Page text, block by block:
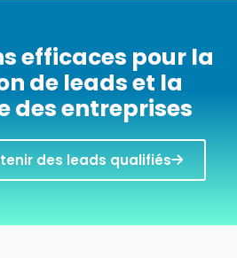
efficaces pour la
de leads et la
des entreprises
des leads qualifiés